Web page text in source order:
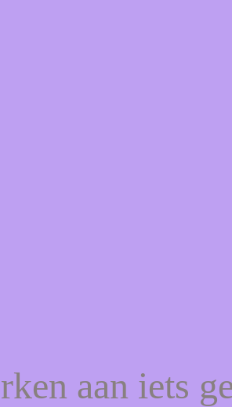
aan iets